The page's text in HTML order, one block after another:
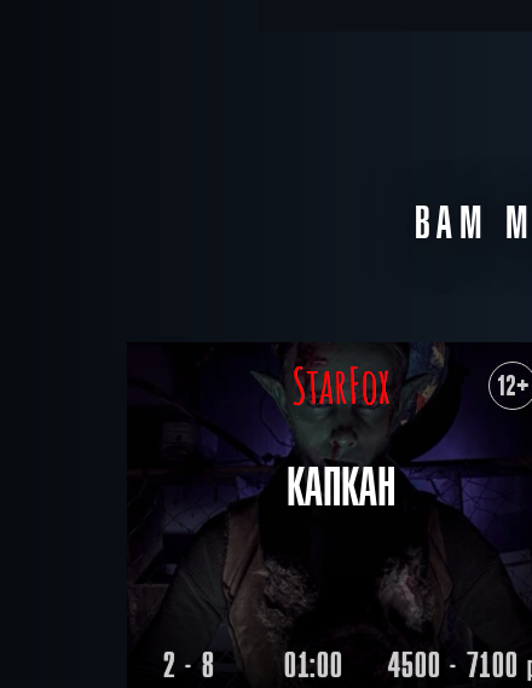
ВАМ
12+
КАПКАН
2 - 8 01:00 4500 - 7100